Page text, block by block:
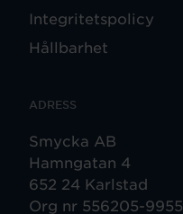
Integritetspolicy
Hållbarhet
ADRESS
Smycka AB
Hamngatan 4
652 24 Karlstad
Org nr 556205-9955